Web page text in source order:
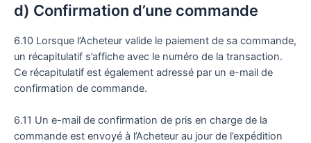
d) Confirmation d’une commande
6.10 Lorsque l’Acheteur valide le paiement de sa commande,
un récapitulatif s’affiche avec le numéro de la transaction.
Ce récapitulatif est également adressé par un e-mail de
confirmation de commande.
6.11 Un e-mail de confirmation de pris en charge de la
commande est envoyé à l’Acheteur au jour de l’expédition